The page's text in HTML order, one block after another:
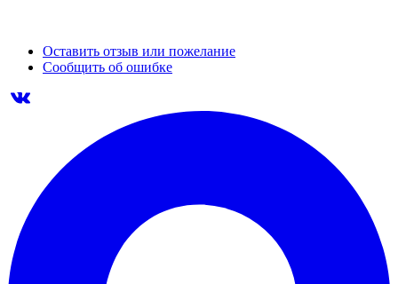
Оставить отзыв или пожелание
Сообщить об ошибке